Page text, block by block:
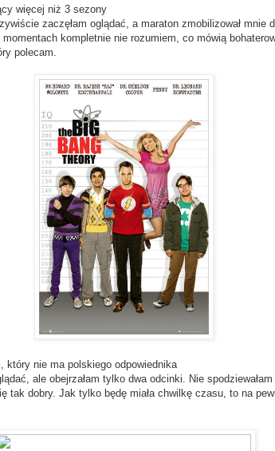
więcej niż 3 sezony
zaczęłam oglądać, a maraton zmobilizował mnie
kompletnie nie rozumiem, co mówią
polecam.
który nie ma polskiego odpowiednika
ale obejrzałam tylko dwa odcinki. Nie
tak dobry. Jak tylko będę miała chwilkę czasu, to na